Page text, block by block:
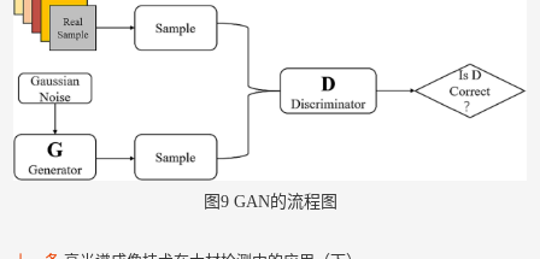
图9 GAN的流程图